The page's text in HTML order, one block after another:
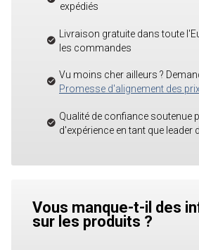
expédiés
Livraison gratuite dans toute
les commandes
Vu moins cher ailleurs ?
Promesse d'alignement des
Qualité de confiance soutenue
d'expérience en tant que leader
Vous manque-t-il des
sur les produits ?